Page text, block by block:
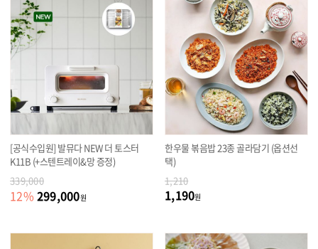
[공식수입원] 발뮤다 NEW 더 토스터
K11B (+스텐트레이&망 증정)
339,000
12% 299,000원
한우물 볶음밥 23종 골라담기 (옵션선
택)
1,210
1,190원